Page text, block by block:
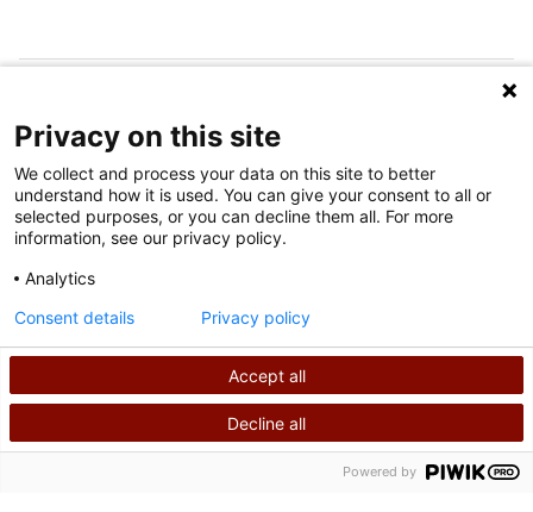
Politique de confidentialité
©2026 Shriners International
APPELEZ-NOUS RECHERCHER
Privacy on this site
We collect and process your data on this site to better
understand how it is used. You can give your consent to all or
selected purposes, or you can decline them all. For more
information, see our privacy policy.
Analytics
Accept all
Decline all
Consent details Privacy policy
Powered by